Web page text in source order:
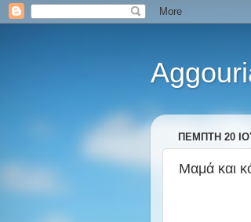
ΠΈΜΠΤΗ 20
Μαμά και